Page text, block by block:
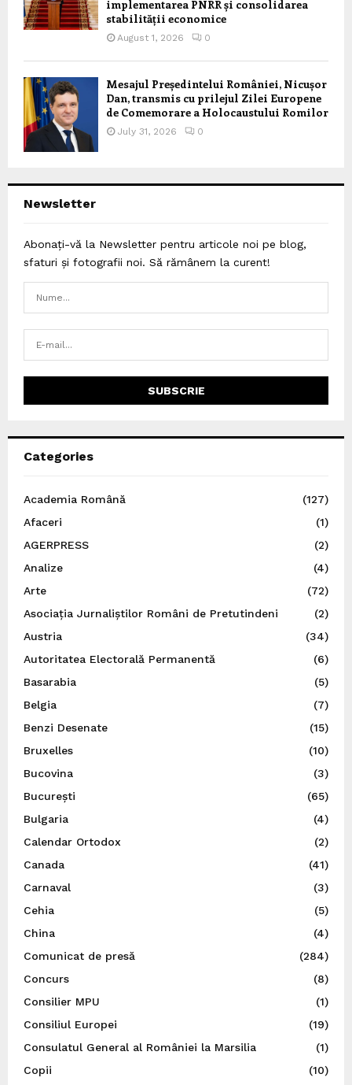
implementarea PNRR și consolidarea
stabilității economice
August 1, 2026 0
Mesajul Președintelui României, Nicușor
Dan, transmis cu prilejul Zilei Europene
de Comemorare a Holocaustului Romilor
July 31, 2026 0
Newsletter
Abonați-vă la Newsletter pentru articole noi pe blog,
sfaturi și fotografii noi. Să rămânem la curent!
Categories
Academia Română
(127)
Afaceri
(1)
AGERPRESS
(2)
Analize
(4)
Arte
(72)
Asociația Jurnaliștilor Români de Pretutindeni
(2)
Austria
(34)
Autoritatea Electorală Permanentă
(6)
Basarabia
(5)
Belgia
(7)
Benzi Desenate
(15)
Bruxelles
(10)
Bucovina
(3)
București
(65)
Bulgaria
(4)
Calendar Ortodox
(2)
Canada
(41)
Carnaval
(3)
Cehia
(5)
China
(4)
Comunicat de presă
(284)
Concurs
(8)
Consilier MPU
(1)
Consiliul Europei
(19)
Consulatul General al României la Marsilia
(1)
Copii
(10)